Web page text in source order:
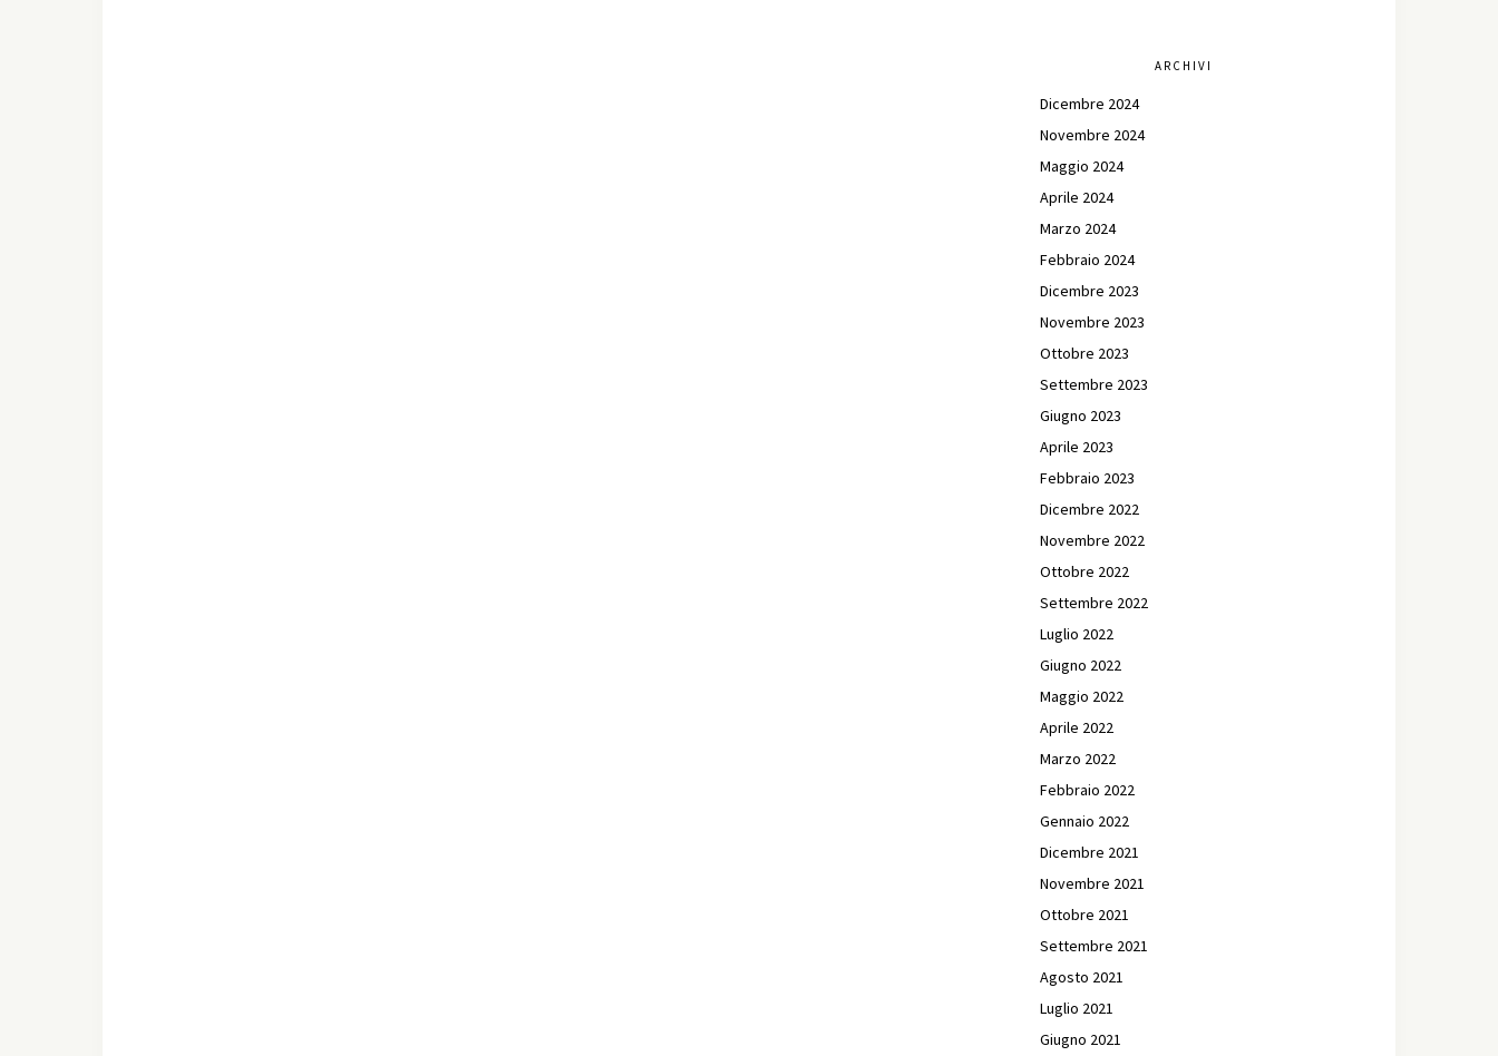
ARCHIVI
Dicembre 2024
Novembre 2024
Maggio 2024
Aprile 2024
Marzo 2024
Febbraio 2024
Dicembre 2023
Novembre 2023
Ottobre 2023
Settembre 2023
Giugno 2023
Aprile 2023
Febbraio 2023
Dicembre 2022
Novembre 2022
Ottobre 2022
Settembre 2022
Luglio 2022
Giugno 2022
Maggio 2022
Aprile 2022
Marzo 2022
Febbraio 2022
Gennaio 2022
Dicembre 2021
Novembre 2021
Ottobre 2021
Settembre 2021
Agosto 2021
Luglio 2021
Giugno 2021